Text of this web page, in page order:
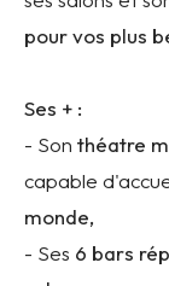
pour vos plus
Ses + :
- Son théatre
capable
monde,
- Ses 6 bars